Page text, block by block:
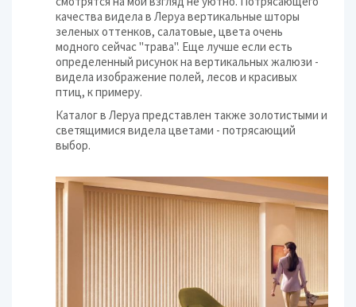
качества видела в Леруа вертикальные шторы
зеленых оттенков, салатовые, цвета очень
модного сейчас "трава". Еще лучше если есть
определенный рисунок на вертикальных жалюзи -
видела изображение полей, лесов и красивых
птиц, к примеру.
Каталог в Леруа представлен также золотистыми и
светящимися видела цветами - потрясающий
выбор.